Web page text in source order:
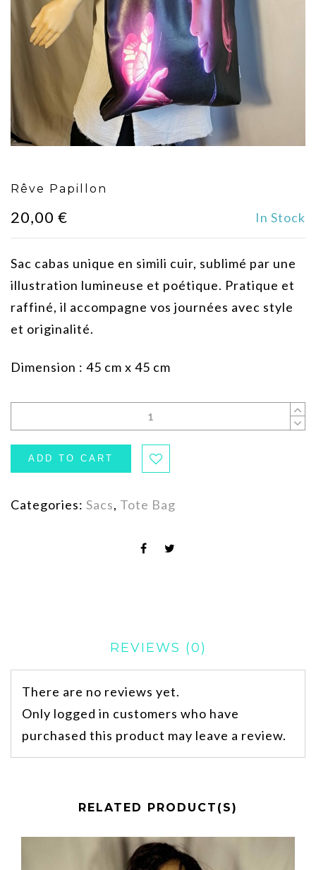
Rêve Papillon
20,00 € In Stock
Sac cabas unique en simili cuir, sublimé par une
illustration lumineuse et poétique. Pratique et
raffiné, il accompagne vos journées avec style
et originalité.
Dimension : 45 cm x 45 cm
ADD TO CART
Categories: Sacs, Tote Bag
REVIEWS (0)
There are no reviews yet.
Only logged in customers who have
purchased this product may leave a review.
RELATED PRODUCT(S)